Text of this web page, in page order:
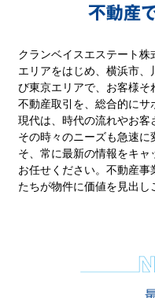
クランベイスエステート
エリアをはじめ、 横浜市、
び東京エリアで、 お客様そ
不動産取引を、総合的にサ
現代は、時代の流れやお客
その時々のニーズも急速に
そ、常に最新の情報をキ
お任せください。 不動産事
たちが物件に価値を見出し